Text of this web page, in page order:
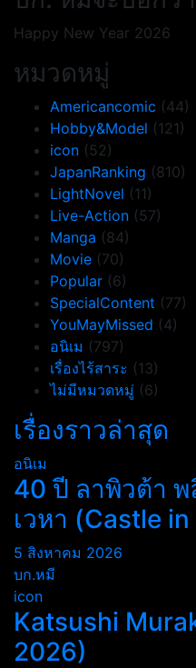
Happy New Year 2026
หมวดหมู่
Americancomic (44)
Hobby&Model (121)
icon (52)
JapanRanking (810)
LightNovel (11)
Live-Action (57)
Manga (84)
Movie (70)
Popular (6)
SpecialContent (77)
YouMayMissed (4)
อนิเม (797)
เรื่องไร้สาระ (13)
ไม่มีหมวดหมู่ (6)
เรื่องราวล่าสุด
อนิเม
40 ปี ลาพิวต้า
เวหา (Castle
5 สิงหาคม 2026
บก.หมี
icon
Katsushi
2026)